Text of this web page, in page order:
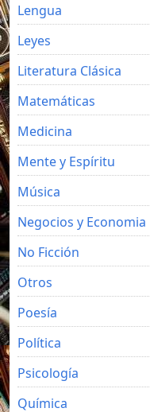
Lengua
Leyes
Literatura Clásica
Matemáticas
Medicina
Mente y Espíritu
Música
Negocios y Economia
No Ficción
Otros
Poesía
Política
Psicología
Química